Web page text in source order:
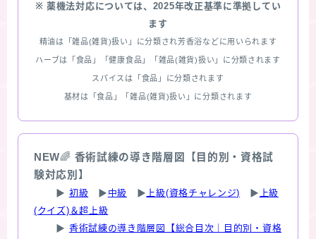
※ 薬機法対応については、2025年改正基準に準拠してい
ます
精油は「雑品(雑貨)扱い」に分類され芳香浴などに用いられます
ハーブは「食品」「健康食品」「雑品(雑貨)扱い」に分類されます
スパイスは「食品」に分類されます
基材は「食品」「雑品(雑貨)扱い」に分類されます
NEW🌈 香術試練の導き階層図【目的別・資格試
験対応別】
▶ 初級 ▶ 中級 ▶ 上級(資格チャレンジ) ▶ 上級
(クイズ)＆超上級
▶ 香術試練の導き階層図【総合目次｜目的別・資格